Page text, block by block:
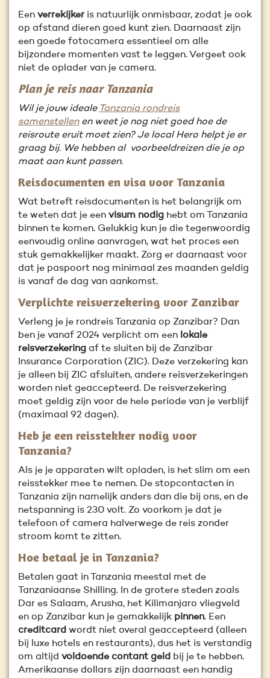
Een verrekijkeris natuurlijk onmisbaar, zodat je ook
op afstand dieren goed kunt zien. Daarnaast zijn
een goede fotocamera essentieel om alle
bijzondere momenten vast te leggen. Vergeet ook
niet de oplader van je camera.
Plan je reis naar Tanzania
Wil je jouw ideale Tanzania rondreis
samenstellenen weet je nog niet goed hoe de
reisroute eruit moet zien? Je local Hero helpt je er
graag bij. We hebben al voorbeeldreizen die je op
maat aan kunt passen.
Reisdocumenten en visa voor Tanzania
Wat betreft reisdocumenten is het belangrijk om
te weten dat je een visum nodig hebt om Tanzania
binnen te komen. Gelukkig kun je die tegenwoordig
eenvoudig online aanvragen, wat het proces een
stuk gemakkelijker maakt. Zorg er daarnaast voor
dat je paspoort nog minimaal zes maanden geldig
is vanaf de dag van aankomst.
Verplichte reisverzekering voor Zanzibar
Verleng je je rondreis Tanzania op Zanzibar? Dan
ben je vanaf 2024 verplicht om een lokale
reisverzekering af te sluiten bij de Zanzibar
Insurance Corporation (ZIC). Deze verzekering kan
je alleen bij ZIC afsluiten, andere reisverzekeringen
worden niet geaccepteerd. De reisverzekering
moet geldig zijn voor de hele periode van je verblijf
(maximaal 92 dagen).
Heb je een reisstekker nodig voor
Tanzania?
Als je je apparaten wilt opladen, is het slim om een
reisstekker mee te nemen. De stopcontacten in
Tanzania zijn namelijk anders dan die bij ons, en de
netspanning is 230 volt. Zo voorkom je dat je
telefoon of camera halverwege de reis zonder
stroom komt te zitten.
Hoe betaal je in Tanzania?
Betalen gaat in Tanzania meestal met de
Tanzaniaanse Shilling. In de grotere steden zoals
Dar es Salaam, Arusha, het Kilimanjaro vliegveld
en op Zanzibar kun je gemakkelijk pinnen. Een
creditcard wordt niet overal geaccepteerd (alleen
bij luxe hotels en restaurants), dus het is verstandig
om altijd voldoende contant geld bij je te hebben.
Amerikaanse dollars zijn daarnaast een handig